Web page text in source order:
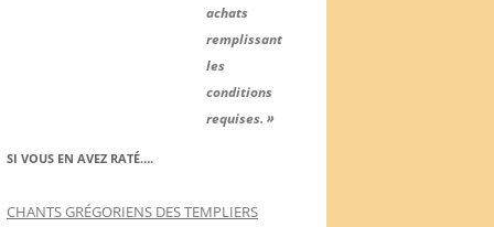
achats
remplissant
les
conditions
requises. »
SI VOUS EN AVEZ RATÉ….
CHANTS GRÉGORIENS DES TEMPLIERS